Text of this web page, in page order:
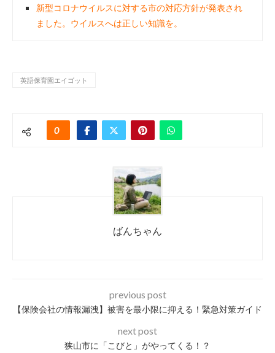
新型コロナウイルスに対する市の対応方針が発表され
ました。ウイルスへは正しい知識を。
英語保育園エイゴット
0
ばんちゃん
previous post
【保険会社の情報漏洩】被害を最小限に抑える！緊急対策ガイド
next post
狭山市に「こびと」がやってくる！？